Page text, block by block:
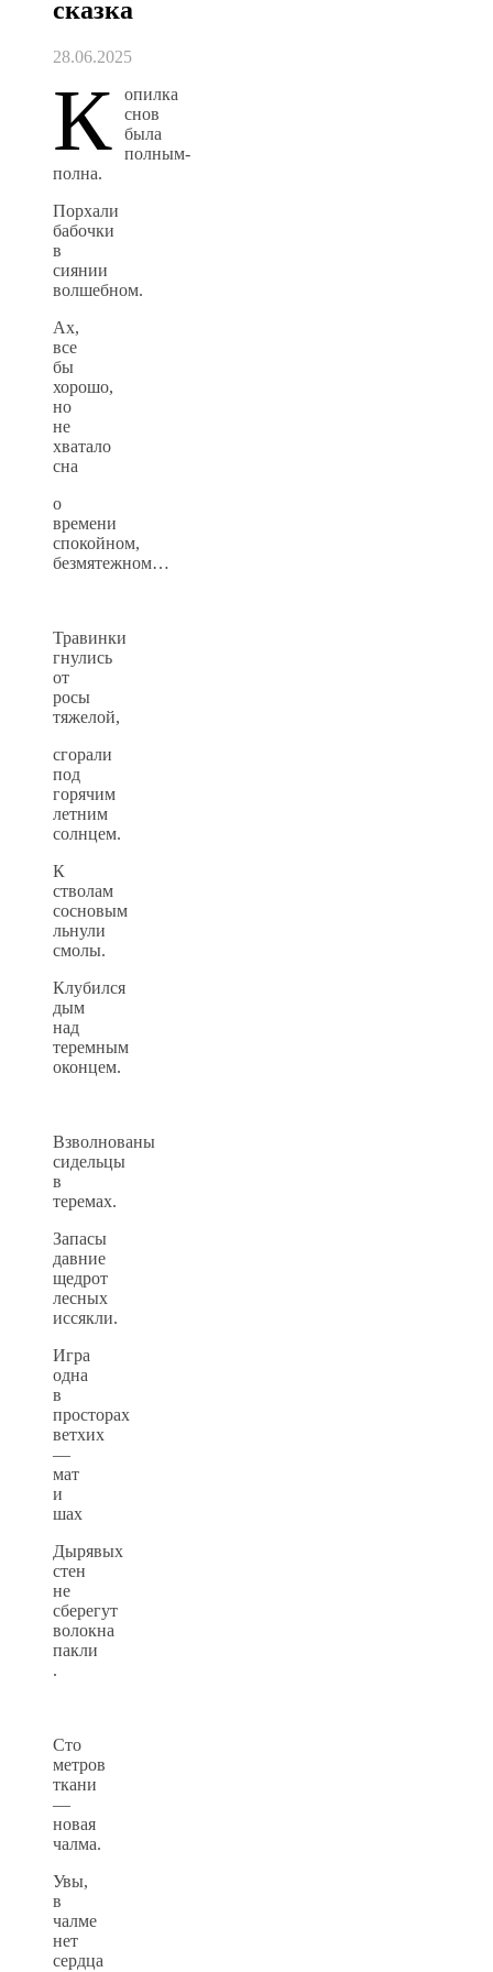
сказка
28.06.2025
К
опилка
снов
была
полным-
полна.
Порхали
бабочки
в
сиянии
волшебном.
Ах,
все
бы
хорошо,
но
не
хватало
сна
о
времени
спокойном,
безмятежном…
Травинки
гнулись
от
росы
тяжелой,
сгорали
под
горячим
летним
солнцем.
К
стволам
сосновым
льнули
смолы.
Клубился
дым
над
теремным
оконцем.
Взволнованы
сидельцы
в
теремах.
Запасы
давние
щедрот
лесных
иссякли.
Игра
одна
в
просторах
ветхих
—
мат
и
шах
Дырявых
стен
не
сберегут
волокна
пакли
.
Сто
метров
ткани
—
новая
чалма.
Увы,
в
чалме
нет
сердца